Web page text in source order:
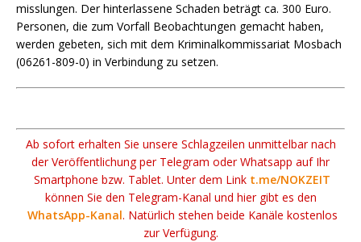
misslungen. Der hinterlassene Schaden beträgt ca. 300 Euro.
Personen, die zum Vorfall Beobachtungen gemacht haben,
werden gebeten, sich mit dem Kriminalkommissariat Mosbach
(06261-809-0) in Verbindung zu setzen.
Ab sofort erhalten Sie unsere Schlagzeilen unmittelbar nach
der Veröffentlichung per Telegram oder Whatsapp auf Ihr
Smartphone bzw. Tablet. Unter dem Link t.me/NOKZEIT
können Sie den Telegram-Kanal und hier gibt es den
WhatsApp-Kanal. Natürlich stehen beide Kanäle kostenlos
zur Verfügung.